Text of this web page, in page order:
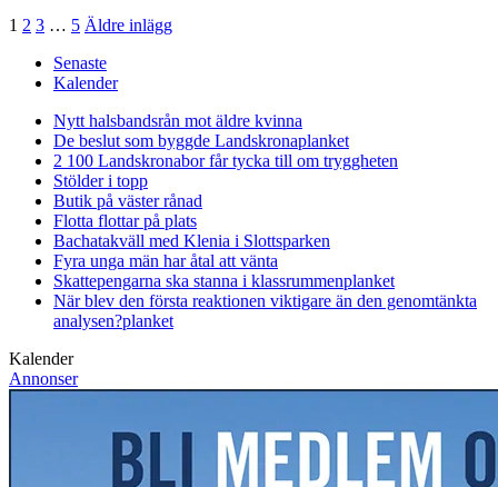
1 2 3 … 5 Äldre inlägg
Senaste
Kalender
Nytt halsbandsrån mot äldre kvinna
De beslut som byggde Landskronaplanket
2 100 Landskronabor får tycka till om tryggheten
Stölder i topp
Butik på väster rånad
Flotta flottar på plats
Bachatakväll med Klenia i Slottsparken
Fyra unga män har åtal att vänta
Skattepengarna ska stanna i klassrummenplanket
När blev den första reaktionen viktigare än den genomtänkta
analysen?planket
Kalender
Annonser